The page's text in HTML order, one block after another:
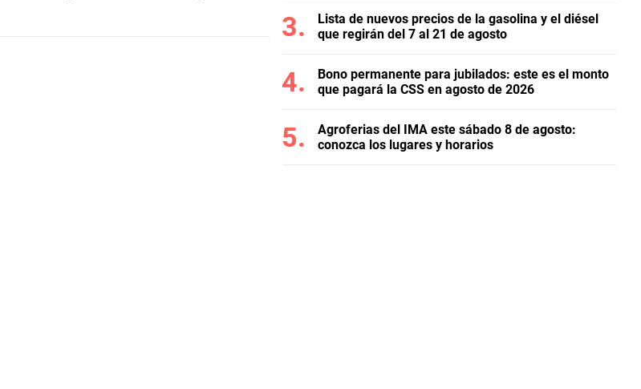
Lista de nuevos precios de la gasolina y el diésel
que regirán del 7 al 21 de agosto
Bono permanente para jubilados: este es el monto
que pagará la CSS en agosto de 2026
Agroferias del IMA este sábado 8 de agosto:
conozca los lugares y horarios